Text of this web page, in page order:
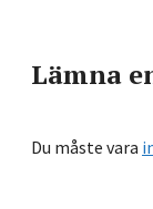
Lämna
Du måste vara